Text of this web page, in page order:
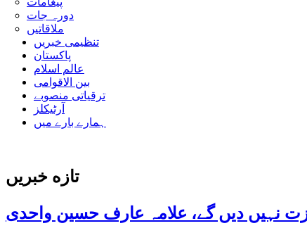
دورہ جات
ملاقاتیں
تنظیمی خبریں
پاکستان
عالم اسلام
بین الاقوامی
ترقیاتی منصوبے
آرٹیکلز
ہمارے بارے میں
تازه خبریں
نہیں دیں گے، علامہ عارف حسین واحدی